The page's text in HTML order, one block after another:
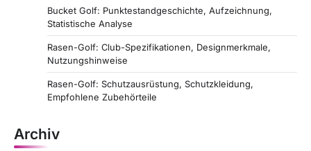
Bucket Golf: Punktestandgeschichte, Aufzeichnung,
Statistische Analyse
Rasen-Golf: Club-Spezifikationen, Designmerkmale,
Nutzungshinweise
Rasen-Golf: Schutzausrüstung, Schutzkleidung,
Empfohlene Zubehörteile
Archiv